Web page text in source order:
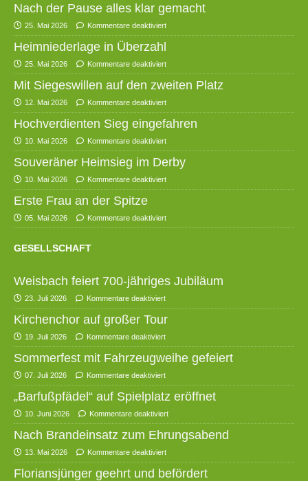
Nach der Pause alles klar gemacht
25. Mai 2026 Kommentare deaktiviert
Heimniederlage in Überzahl
25. Mai 2026 Kommentare deaktiviert
Mit Siegeswillen auf den zweiten Platz
12. Mai 2026 Kommentare deaktiviert
Hochverdienten Sieg eingefahren
10. Mai 2026 Kommentare deaktiviert
Souveräner Heimsieg im Derby
10. Mai 2026 Kommentare deaktiviert
Erste Frau an der Spitze
05. Mai 2026 Kommentare deaktiviert
GESELLSCHAFT
Weisbach feiert 700-jähriges Jubiläum
23. Juli 2026 Kommentare deaktiviert
Kirchenchor auf großer Tour
19. Juli 2026 Kommentare deaktiviert
Sommerfest mit Fahrzeugweihe gefeiert
07. Juli 2026 Kommentare deaktiviert
„Barfußpfädel“ auf Spielplatz eröffnet
10. Juni 2026 Kommentare deaktiviert
Nach Brandeinsatz zum Ehrungsabend
13. Mai 2026 Kommentare deaktiviert
Floriansjünger geehrt und befördert